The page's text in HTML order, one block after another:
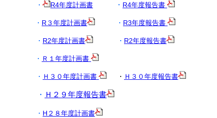
・ R4年度計画書 ・ R4年度報告書
・ R３年度計画書 ・ R3年度報告書
・ R2年度計画書 ・ R2年度報告書
・ Ｒ１年度計画書
・ Ｈ３０年度計画書 ・ Ｈ３０年度報告書
・ Ｈ２９年度報告書
・ H２８年度計画書